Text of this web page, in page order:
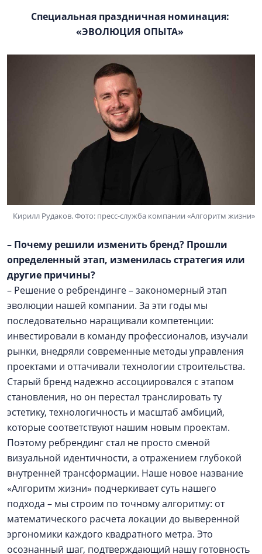
Специальная праздничная номинация:
«ЭВОЛЮЦИЯ ОПЫТА»
Кирилл Рудаков. Фото: пресс-служба компании «Алгоритм жизни»
– Почему решили изменить бренд? Прошли
определенный этап, изменилась стратегия или
другие причины?
– Решение о ребрендинге – закономерный этап
эволюции нашей компании. За эти годы мы
последовательно наращивали компетенции:
инвестировали в команду профессионалов, изучали
рынки, внедряли современные методы управления
проектами и оттачивали технологии строительства.
Старый бренд надежно ассоциировался с этапом
становления, но он перестал транслировать ту
эстетику, технологичность и масштаб амбиций,
которые соответствуют нашим новым проектам.
Поэтому ребрендинг стал не просто сменой
визуальной идентичности, а отражением глубокой
внутренней трансформации. Наше новое название
«Алгоритм жизни» подчеркивает суть нашего
подхода – мы строим по точному алгоритму: от
математического расчета локации до выверенной
эргономики каждого квадратного метра. Это
осознанный шаг, подтверждающий нашу готовность